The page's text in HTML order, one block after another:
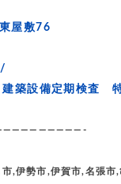
屋敷76
築設備定期検査
,伊勢市,伊賀市,名張